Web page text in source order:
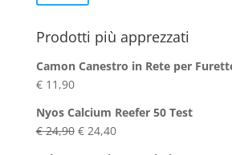
Prodotti più apprezzati
Camon Canestro in Rete per
€11,90
Nyos Calcium Reefer 50 Test
€24,90 Il
€24,40Il